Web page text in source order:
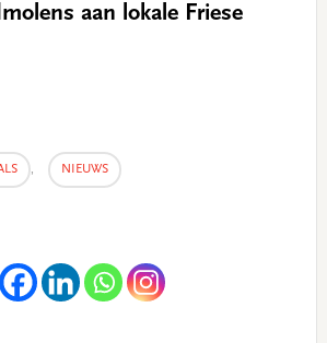
aan lokale Friese
, NIEUWS